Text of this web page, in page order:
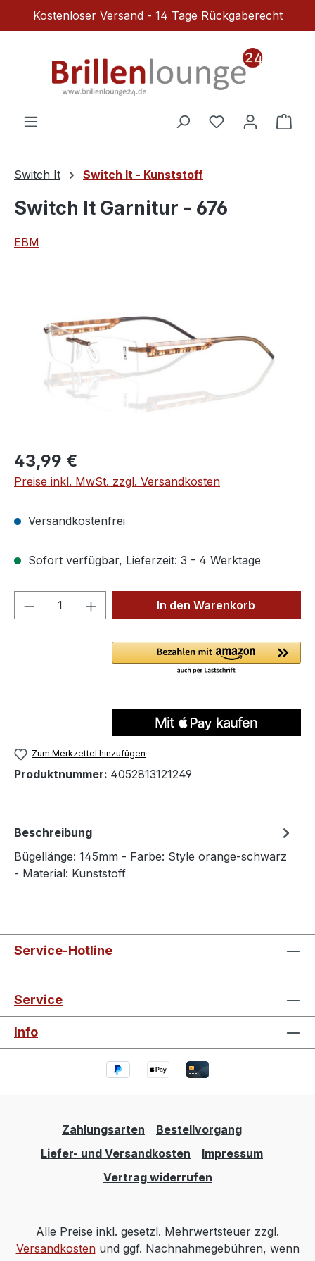
Zum Hauptinhalt springen
Kostenloser Versand - 14 Tage Rückgaberecht
Du hast 0
Switch It Switch It - Kunststoff
Switch It Garnitur - 676
EBM
Regulärer Preis:
43,99 €
Preise inkl. MwSt. zzgl. Versandkosten
Versandkostenfrei
Sofort verfügbar, Lieferzeit: 3 - 4 Werktage
Produkt Anzahl: Gib denIn den Warenkorb
Zum Merkzettel hinzufügen
Produktnummer: 4052813121249
Beschreibung
Bügellänge: 145mm - Farbe: Style orange-schwarz
- Material: Kunststoff
Service-Hotline
Service
Info
Zahlungsarten
Bestellvorgang
Liefer- und Versandkosten
Impressum
Vertrag widerrufen
Alle Preise inkl. gesetzl. Mehrwertsteuer zzgl.
Versandkostenund ggf. Nachnahmegebühren, wenn